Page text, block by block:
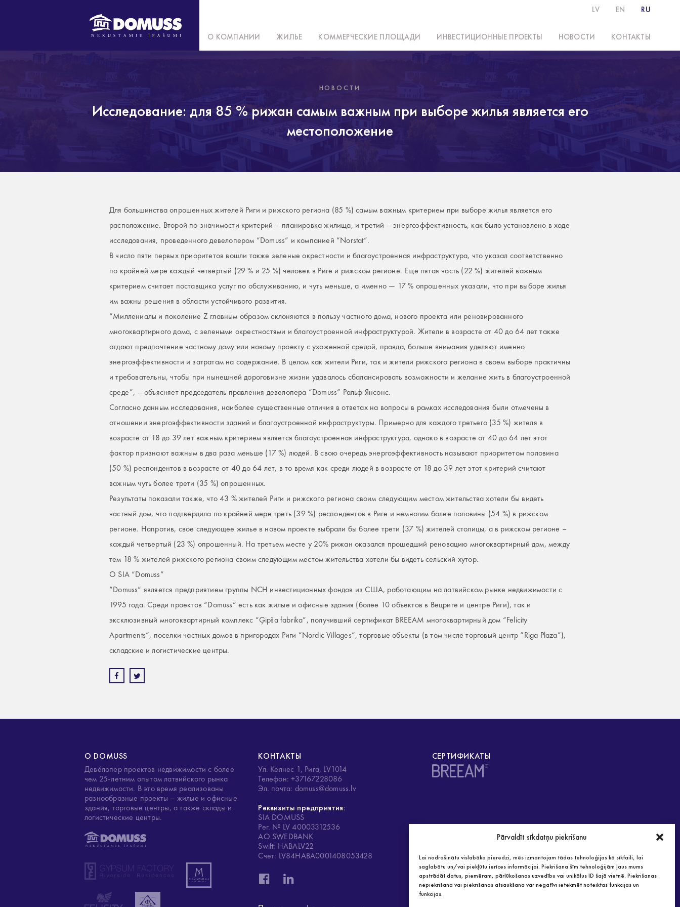
Pārvaldīt sīkdatņu piekrišanu
Lai nodrošinātu vislabāko pieredzi, mēs izmantojam tādas tehnoloģijas kā sīkfaili, lai
saglabātu un/vai piekļūtu ierīces informācijai. Piekrišana šīm tehnoloģijām ļaus mums
apstrādāt datus, piemēram, pārlūkošanas uzvedību vai unikālus ID šajā vietnē. Piekrišanas
nepiekrišana vai piekrišanas atsaukšana var negatīvi ietekmēt noteiktas funkcijas un
funkcijas.
LV EN RU
О КОМПАНИИ ЖИЛЬЕ КОММЕРЧЕСКИЕ ПЛОЩАДИ ИНВЕСТИЦИОННЫЕ ПРОЕКТЫ НОВОСТИ КОНТАКТЫ
НОВОСТИ
Исследование: для 85 % рижан самым важным при выборе жилья является его
местоположение
Для большинства опрошенных жителей Риги и рижского региона (85 %) самым важным критерием при выборе жилья является его
расположение. Второй по значимости критерий – планировка жилища, и третий – энергоэффективность, как было установлено в ходе
исследования, проведенного девелопером “Domuss” и компанией “Norstat”.
В число пяти первых приоритетов вошли также зеленые окрестности и благоустроенная инфраструктура, что указал соответственно
по крайней мере каждый четвертый (29 % и 25 %) человек в Риге и рижском регионе. Еще пятая часть (22 %) жителей важным
критерием считает поставщика услуг по обслуживанию, и чуть меньше, а именно — 17 % опрошенных указали, что при выборе жилья
им важны решения в области устойчивого развития.
“Миллениалы и поколение Z главным образом склоняются в пользу частного дома, нового проекта или реновированного
многоквартирного дома, с зелеными окрестностями и благоустроенной инфраструктурой. Жители в возрасте от 40 до 64 лет также
отдают предпочтение частному дому или новому проекту с ухоженной средой, правда, больше внимания уделяют именно
энергоэффективности и затратам на содержание. В целом как жители Риги, так и жители рижского региона в своем выборе практичны
и требовательны, чтобы при нынешней дороговизне жизни удавалось сбалансировать возможности и желание жить в благоустроенной
среде”, – объясняет председатель правления девелопера “Domuss” Ральф Янсонс.
Согласно данным исследования, наиболее существенные отличия в ответах на вопросы в рамках исследования были отмечены в
отношении энергоэффективности зданий и благоустроенной инфраструктуры. Примерно для каждого третьего (35 %) жителя в
возрасте от 18 до 39 лет важным критерием является благоустроенная инфраструктура, однако в возрасте от 40 до 64 лет этот
фактор признают важным в два раза меньше (17 %) людей. В свою очередь энергоэффективность называют приоритетом половина
(50 %) респондентов в возрасте от 40 до 64 лет, в то время как среди людей в возрасте от 18 до 39 лет этот критерий считают
важным чуть более трети (35 %) опрошенных.
Результаты показали также, что 43 % жителей Риги и рижского региона своим следующим местом жительства хотели бы видеть
частный дом, что подтвердила по крайней мере треть (39 %) респондентов в Риге и немногим более половины (54 %) в рижском
регионе. Напротив, свое следующее жилье в новом проекте выбрали бы более трети (37 %) жителей столицы, а в рижском регионе –
каждый четвертый (23 %) опрошенный. На третьем месте у 20% рижан оказался прошедший реновацию многоквартирный дом, между
тем 18 % жителей рижского региона своим следующим местом жительства хотели бы видеть сельский хутор.
O SIA “Domuss”
“Domuss” является предприятием группы NCH инвестиционных фондов из США, работающим на латвийском рынке недвижимости с
1995 года. Среди проектов “Domuss” есть как жилые и офисные здания (более 10 объектов в Вецриге и центре Риги), так и
эксклюзивный многоквартирный комплекс “Ģipša fabrika”, получивший сертификат BREEAM многоквартирный дом “Felicity
Apartments”, поселки частных домов в пригородах Риги “Nordic Villages”, торговые объекты (в том числе торговый центр “Rīga Plaza”),
складские и логистические центры.
О DOMUSS
Деве́лопер проектов недвижимости с более
чем 25-летним опытом латвийского рынка
недвижимости. В это время реализованы
разнообразные проекты – жилые и офисные
здания, торговые центры, а также склады и
логистические центры.
КОНТАКТЫ
Ул. Келнес 1, Рига, LV1014
Телефон: +37167228086
Эл. почта: domuss@domuss.lv
Реквизиты предприятия:
SIA DOMUSS
Рег. № LV 40003312536
АО SWEDBANK
Swift: HABALV22
Счет: LV84HABA0001408053428
СЕРТИФИКАТЫ